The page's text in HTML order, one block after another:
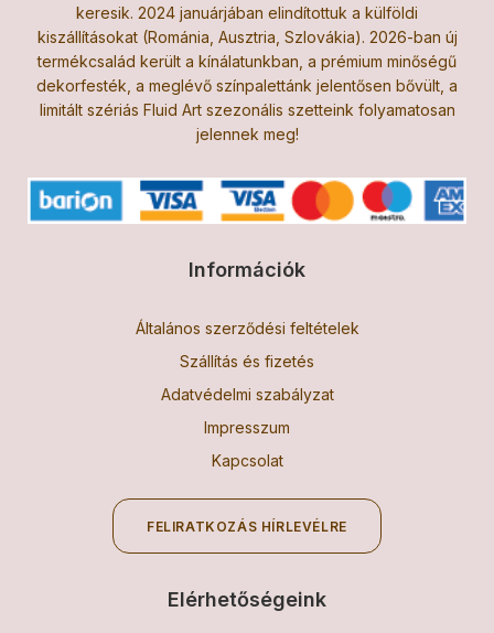
keresik. 2024 januárjában elindítottuk a külföldi
kiszállításokat (Románia, Ausztria, Szlovákia). 2026-ban új
termékcsalád került a kínálatunkban, a prémium minőségű
dekorfesték, a meglévő színpalettánk jelentősen bővült, a
limitált szériás Fluid Art szezonális szetteink folyamatosan
jelennek meg!
Információk
Általános szerződési feltételek
Szállítás és fizetés
Adatvédelmi szabályzat
Impresszum
Kapcsolat
FELIRATKOZÁS HÍRLEVÉLRE
Elérhetőségeink